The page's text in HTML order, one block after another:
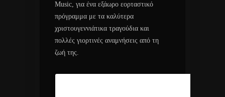
Music, για ένα εξάωρο εορταστικό
πρόγραμμα με τα καλύτερα
χριστουγεννιάτικα τραγούδια και
πολλές γιορτινές αναμνήσεις από τη
ζωή της.